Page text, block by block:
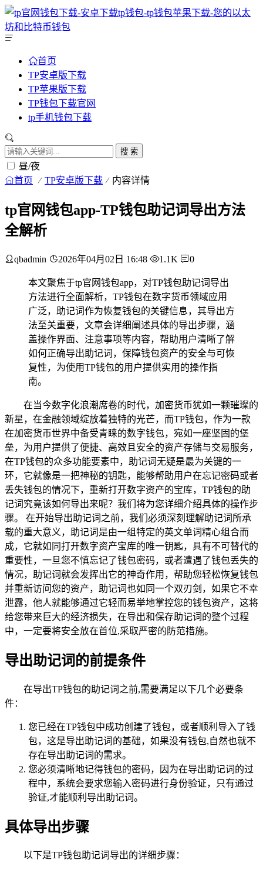
首页
TP安卓版下载
TP苹果版下载
TP钱包下载官网
tp手机钱包下载
搜 索
昼/夜
首页 TP安卓版下载 内容详情
tp官网钱包app-TP钱包助记词导出方法
全解析
qbadmin 2026年04月02日 16:48 1.1K 0
本文聚焦于tp官网钱包app，对TP钱包助记词导出
方法进行全面解析，TP钱包在数字货币领域应用
广泛，助记词作为恢复钱包的关键信息，其导出方
法至关重要，文章会详细阐述具体的导出步骤，涵
盖操作界面、注意事项等内容，帮助用户清晰了解
如何正确导出助记词，保障钱包资产的安全与可恢
复性，为使用TP钱包的用户提供实用的操作指
南。
在当今数字化浪潮席卷的时代，加密货币犹如一颗璀璨的
新星，在金融领域绽放着独特的光芒，而TP钱包，作为一款
在加密货币世界中备受青睐的数字钱包，宛如一座坚固的堡
垒，为用户提供了便捷、高效且安全的资产存储与交易服务，
在TP钱包的众多功能要素中，助记词无疑是最为关键的一
环，它就像是一把神秘的钥匙，能够帮助用户在忘记密码或者
丢失钱包的情况下，重新打开数字资产的宝库，TP钱包的助
记词究竟该如何导出来呢？我们将为您详细介绍具体的操作步
骤。 在开始导出助记词之前，我们必须深刻理解助记词所承
载的重大意义，助记词是由一组特定的英文单词精心组合而
成，它就如同打开数字资产宝库的唯一钥匙，具有不可替代的
重要性，一旦您不慎忘记了钱包密码，或者遭遇了钱包丢失的
情况，助记词就会发挥出它的神奇作用，帮助您轻松恢复钱包
并重新访问您的资产，助记词也如同一个双刃剑，如果它不幸
泄露，他人就能够通过它轻而易举地掌控您的钱包资产，这将
给您带来巨大的经济损失，在导出和保存助记词的整个过程
中，一定要将安全放在首位,采取严密的防范措施。
导出助记词的前提条件
在导出TP钱包的助记词之前,需要满足以下几个必要条
件：
您已经在TP钱包中成功创建了钱包，或者顺利导入了钱
包，这是导出助记词的基础，如果没有钱包,自然也就不
存在导出助记词的需求。
您必须清晰地记得钱包的密码，因为在导出助记词的过
程中，系统会要求您输入密码进行身份验证，只有通过
验证,才能顺利导出助记词。
具体导出步骤
以下是TP钱包助记词导出的详细步骤：